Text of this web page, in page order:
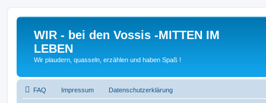
WIR - bei den Vossis -MITTEN IM
LEBEN
Wir plaudern, quasseln, erzählen und haben Spaß !
FAQ Impressum Datenschutzerklärung